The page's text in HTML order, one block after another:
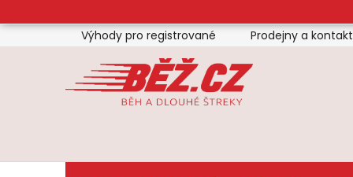
na
obsah
Výhody pro registrované Prodejny a